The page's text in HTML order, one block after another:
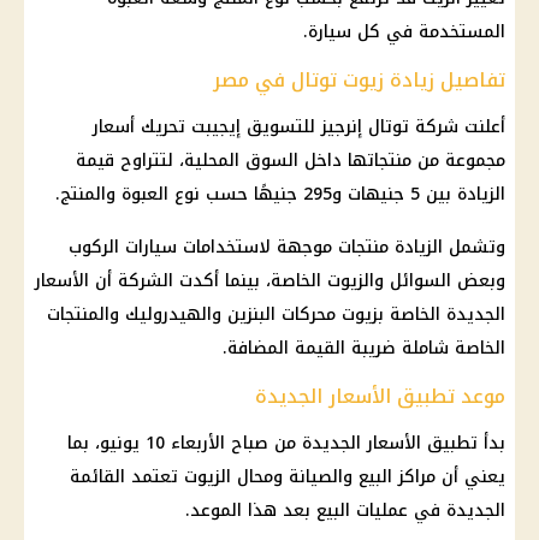
المستخدمة في كل سيارة.
تفاصيل زيادة زيوت توتال في مصر
أعلنت شركة توتال إنرجيز للتسويق إيجيبت تحريك أسعار
مجموعة من منتجاتها داخل السوق المحلية، لتتراوح قيمة
الزيادة بين 5 جنيهات و295 جنيهًا حسب نوع العبوة والمنتج.
وتشمل الزيادة منتجات موجهة لاستخدامات سيارات الركوب
وبعض السوائل والزيوت الخاصة، بينما أكدت الشركة أن الأسعار
الجديدة الخاصة بزيوت محركات البنزين والهيدروليك والمنتجات
الخاصة شاملة ضريبة القيمة المضافة.
موعد تطبيق الأسعار الجديدة
بدأ تطبيق الأسعار الجديدة من صباح الأربعاء 10 يونيو، بما
يعني أن مراكز البيع والصيانة ومحال الزيوت تعتمد القائمة
الجديدة في عمليات البيع بعد هذا الموعد.